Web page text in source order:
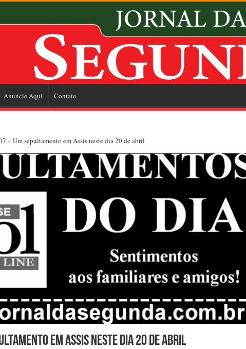
Anuncie Aqui Contato
– Um sepultamento em Assis neste dia 20 de abril
em Assis neste dia 20 de abril